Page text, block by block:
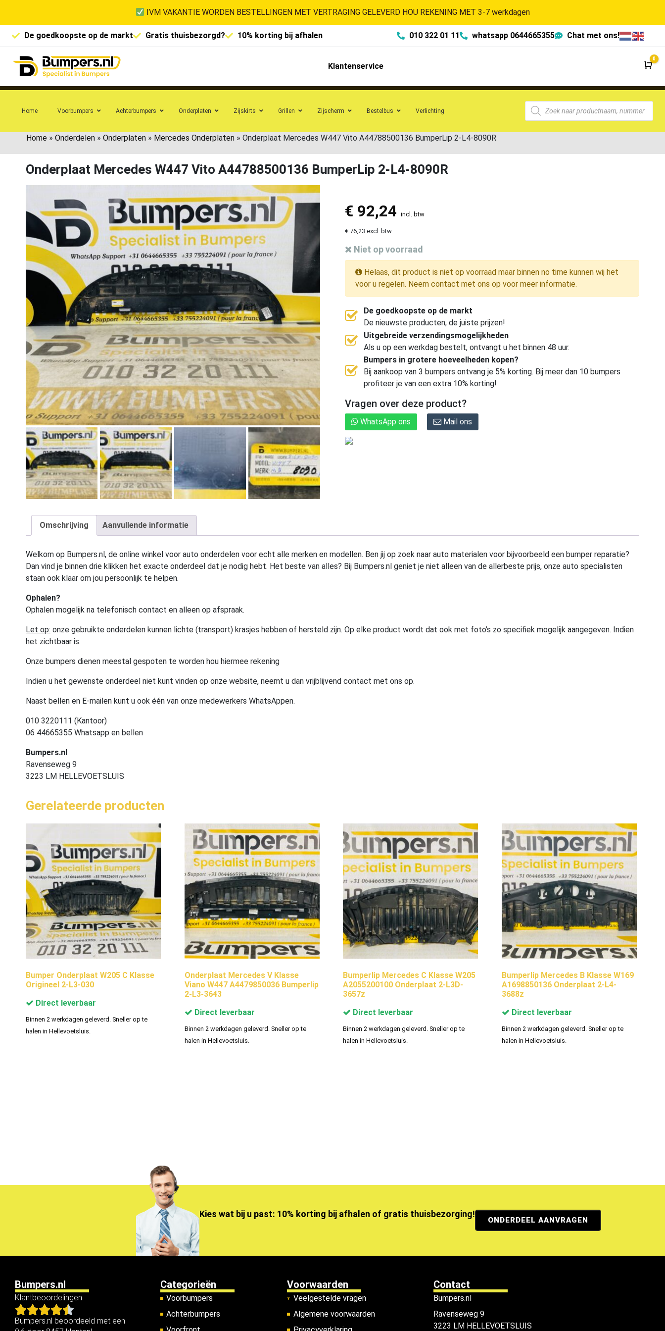
IVM VAKANTIE WORDEN BESTELLINGEN MET VERTRAGING GELEVERD HOU REKENING MET 3-7 werkdagen
De goedkoopste op de markt Gratis thuisbezorgd? 10% korting bij afhalen 010 322 01 11 whatsapp 0644665355 Chat met ons!
Klantenservice
0
Home Voorbumpers Achterbumpers Onderplaten Zijskirts Grillen Zijscherm Bestelbus Verlichting
Home » Onderdelen » Onderplaten » Mercedes Onderplaten » Onderplaat Mercedes W447 Vito A44788500136 BumperLip 2-L4-8090R
Onderplaat Mercedes W447 Vito A44788500136 BumperLip 2-L4-8090R
€ 92,24 incl. btw
€ 76,23 excl. btw
Niet op voorraad
Helaas, dit product is niet op voorraad maar binnen no time kunnen wij het
voor u regelen. Neem contact met ons op voor meer informatie.
De goedkoopste op de markt
De nieuwste producten, de juiste prijzen!
Uitgebreide verzendingsmogelijkheden
Als u op een werkdag bestelt, ontvangt u het binnen 48 uur.
Bumpers in grotere hoeveelheden kopen?
Bij aankoop van 3 bumpers ontvang je 5% korting. Bij meer dan 10 bumpers
profiteer je van een extra 10% korting!
Vragen over deze product?
WhatsApp ons Mail ons
Omschrijving Aanvullende informatie
Welkom op Bumpers.nl, de online winkel voor auto onderdelen voor echt alle merken en modellen. Ben jij op zoek naar auto materialen voor bijvoorbeeld een bumper reparatie?
Dan vind je binnen drie klikken het exacte onderdeel dat je nodig hebt. Het beste van alles? Bij Bumpers.nl geniet je niet alleen van de allerbeste prijs, onze auto specialisten
staan ook klaar om jou persoonlijk te helpen.
Ophalen?
Ophalen mogelijk na telefonisch contact en alleen op afspraak.
Let op: onze gebruikte onderdelen kunnen lichte (transport) krasjes hebben of hersteld zijn. Op elke product wordt dat ook met foto’s zo specifiek mogelijk aangegeven. Indien
het zichtbaar is.
Onze bumpers dienen meestal gespoten te worden hou hiermee rekening
Indien u het gewenste onderdeel niet kunt vinden op onze website, neemt u dan vrijblijvend contact met ons op.
Naast bellen en E-mailen kunt u ook één van onze medewerkers WhatsAppen.
010 3220111 (Kantoor)
06 44665355 Whatsapp en bellen
Bumpers.nl
Ravenseweg 9
3223 LM HELLEVOETSLUIS
Gerelateerde producten
Bumper Onderplaat W205 C Klasse
Origineel 2-L3-030
Direct leverbaar
Binnen 2 werkdagen geleverd. Sneller op te
halen in Hellevoetsluis.
Onderplaat Mercedes V Klasse
Viano W447 A4479850036 Bumperlip
2-L3-3643
Direct leverbaar
Binnen 2 werkdagen geleverd. Sneller op te
halen in Hellevoetsluis.
Bumperlip Mercedes C Klasse W205
A2055200100 Onderplaat 2-L3D-
3657z
Direct leverbaar
Binnen 2 werkdagen geleverd. Sneller op te
halen in Hellevoetsluis.
Bumperlip Mercedes B Klasse W169
A1698850136 Onderplaat 2-L4-
3688z
Direct leverbaar
Binnen 2 werkdagen geleverd. Sneller op te
halen in Hellevoetsluis.
Kies wat bij u past: 10% korting bij afhalen of gratis thuisbezorging!
ONDERDEEL AANVRAGEN
Bumpers.nl
Klantbeoordelingen
Bumpers.nl beoordeeld met een
Categorieën
Voorbumpers
Achterbumpers
Voorwaarden
Veelgestelde vragen
Algemene voorwaarden
Contact
Bumpers.nl
Ravenseweg 9
3223 LM HELLEVOETSLUIS